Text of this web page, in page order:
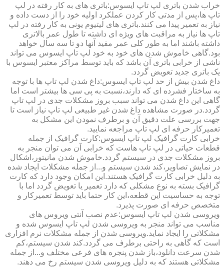
خراب شدن باتری لپ تاپ ایسوس:باتری های به کار رفته در لپ
تاپ ها،پس از مدتی کار کردن عملکرد اولیه خود را از دست داده و
نیاز به تعمیر پیدا می کنند.باتری های لیتیوم یونی به کار رفته در لپ
تاپ ها نیاز به مراقبت های ویژه ای داشته تا طول عمر بالاتری
داشته باشند اما به طور کلی عمر مفید آنها دو تا سه سال خواهد
بود.گاهی خاموش شدن های خود به خود لپ تاپ ایسوس می تواند
ناشی از خرابی باتری آن باشد که باید توسط مراکز معتبر ایسوس با
یک باتری جدید تعویض گردد.
داغ شدن بیش از حد لپ تاپ ایسوس:داغ شدن لپ تاپ ها با توجه
به ساختار فشرده ای که دارند،نسبت به پی سی ها بیشتر است اما
گاهی این داغ شدن می تواند سبب بروز مشکلات جدی در لپ تاپ
گردد.در صورت مشاهده داغ شدن غیر طبیعی لپ تاپ نیاز است تا
جهت بررسی علت دقیق آن و برطرف نمودن این مشکل به
تعمیرکار حرفه ای لپ تاپ مراجعه نمایید.
خرابی کارت گرافیک لپ تاپ ایسوس:کارت گرافیک از جمله
قطعات حیاتی در لپ تاپ هاست که خرابی آن می توان منجر به
بروز مشکلات جدی در سیستم گردد.خاموش شدن مانیتور،اشکال
در نمایش تصاویر،کند شدن سیستم و...از جمله مشکلات ایجاد شده
به دلیل خرابی کارت گرافیک هستند.این امکان وجود دارد که کارت
گرافیک بسته به نوع مشکلی که دارد تعمیر یا تعویض گردد اما با
توجه به حساسیت این قطعه،این کار حتما باید توسط تعمیرکار و
متخصص حرفه ای صورت پذیرد.
ویروسی شدن لپ تاپ ایسوس:عدم نصب آنتی ویروس های
مناسب می تواند منجر به ویروسی شدن لپ تاپ ایسوس شده و
مشکلاتی را ایجاد نماید.ویروسی شدن از جمله مشکلات نرم افزاری
است که گاهی به راحتی برطرف می گردد.کند شدن سیستم،کم
شدن سرعت دانلود،باز شدن پنجره های فرعی مختلف و...از جمله
مشکلاتی هستند که به دلیل ویروسی شدن سیستم رخ می دهند.